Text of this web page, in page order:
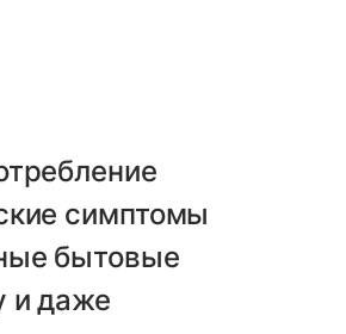
симптомы
бытовые
и даже